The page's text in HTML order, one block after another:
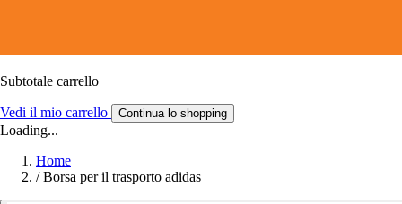
Subtotale carrello
Vedi il mio carrello Continua lo shopping
Loading...
Home
/ Borsa per il trasporto adidas